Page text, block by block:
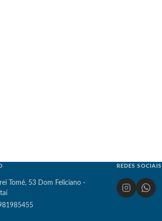
Tomé, 53 Dom Feliciano -
REDES SOCIAIS